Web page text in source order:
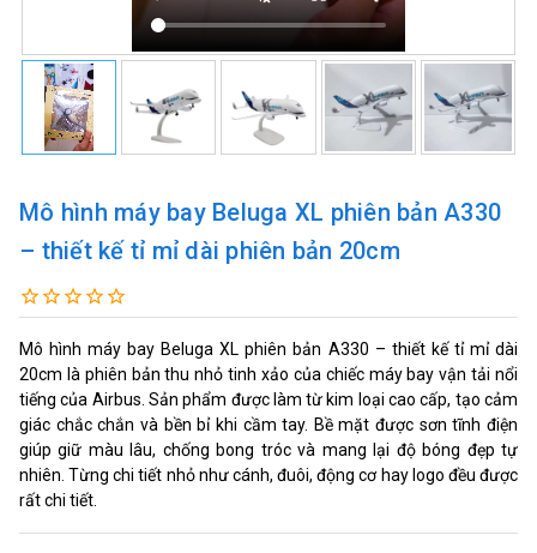
Mô hình máy bay Beluga XL phiên bản A330
– thiết kế tỉ mỉ dài phiên bản 20cm
Mô hình máy bay Beluga XL phiên bản A330 – thiết kế tỉ mỉ dài
20cm là phiên bản thu nhỏ tinh xảo của chiếc máy bay vận tải nổi
tiếng của Airbus. Sản phẩm được làm từ kim loại cao cấp, tạo cảm
giác chắc chắn và bền bỉ khi cầm tay. Bề mặt được sơn tĩnh điện
giúp giữ màu lâu, chống bong tróc và mang lại độ bóng đẹp tự
nhiên. Từng chi tiết nhỏ như cánh, đuôi, động cơ hay logo đều được
rất chi tiết.